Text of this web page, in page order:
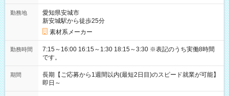
勤務地
愛知県安城市
新安城駅から徒歩25分
素材系メーカー
勤務時間
7:15～16:00 16:15～1:30 18:15～3:30 ※表記のうち実働8時間
です。
期間
長期【ご応募から1週間以内(最短2日目)のスピード就業が可能】
即日～